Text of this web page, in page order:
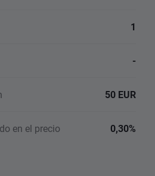
1
-
50 EUR
en el precio 0,30%